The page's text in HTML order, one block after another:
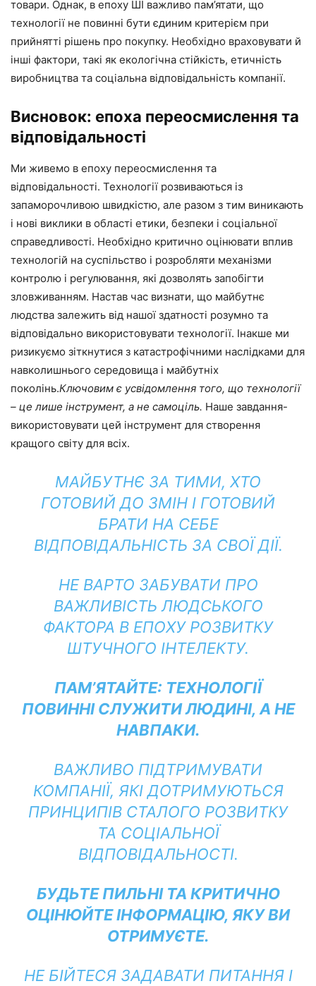
товари. Однак, в епоху ШІ важливо пам’ятати, що
технології не повинні бути єдиним критерієм при
прийнятті рішень про покупку. Необхідно враховувати й
інші фактори, такі як екологічна стійкість, етичність
виробництва та соціальна відповідальність компанії.
Висновок: епоха переосмислення та
відповідальності
Ми живемо в епоху переосмислення та
відповідальності. Технології розвиваються із
запаморочливою швидкістю, але разом з тим виникають
і нові виклики в області етики, безпеки і соціальної
справедливості. Необхідно критично оцінювати вплив
технологій на суспільство і розробляти механізми
контролю і регулювання, які дозволять запобігти
зловживанням. Настав час визнати, що майбутнє
людства залежить від нашої здатності розумно та
відповідально використовувати технології. Інакше ми
ризикуємо зіткнутися з катастрофічними наслідками для
навколишнього середовища і майбутніх
поколінь.Ключовим є усвідомлення того, що технології
– це лише інструмент, а не самоціль. Наше завдання-
використовувати цей інструмент для створення
кращого світу для всіх.
МАЙБУТНЄ ЗА ТИМИ, ХТО
ГОТОВИЙ ДО ЗМІН І ГОТОВИЙ
БРАТИ НА СЕБЕ
ВІДПОВІДАЛЬНІСТЬ ЗА СВОЇ ДІЇ.
НЕ ВАРТО ЗАБУВАТИ ПРО
ВАЖЛИВІСТЬ ЛЮДСЬКОГО
ФАКТОРА В ЕПОХУ РОЗВИТКУ
ШТУЧНОГО ІНТЕЛЕКТУ.
ПАМ’ЯТАЙТЕ: ТЕХНОЛОГІЇ
ПОВИННІ СЛУЖИТИ ЛЮДИНІ, А НЕ
НАВПАКИ.
ВАЖЛИВО ПІДТРИМУВАТИ
КОМПАНІЇ, ЯКІ ДОТРИМУЮТЬСЯ
ПРИНЦИПІВ СТАЛОГО РОЗВИТКУ
ТА СОЦІАЛЬНОЇ
ВІДПОВІДАЛЬНОСТІ.
БУДЬТЕ ПИЛЬНІ ТА КРИТИЧНО
ОЦІНЮЙТЕ ІНФОРМАЦІЮ, ЯКУ ВИ
ОТРИМУЄТЕ.
НЕ БІЙТЕСЯ ЗАДАВАТИ ПИТАННЯ І